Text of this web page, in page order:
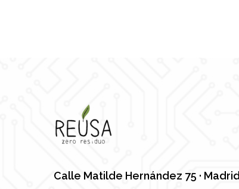
Calle Matilde Hernández 75 · Madrid